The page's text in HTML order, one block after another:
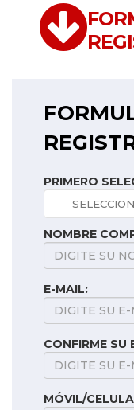
PRIMERO
NOMBRE
E-MAIL:
CONFIRME SU
MÓVIL/